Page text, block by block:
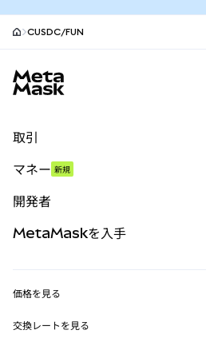
CUSDC/FUN
取引
パーペチュアル
RWA
マネー 新規
開発者
MetaMask Connect
MetaMaskを入手
価格を見る
イーサリアムの価格
交換レートを見る